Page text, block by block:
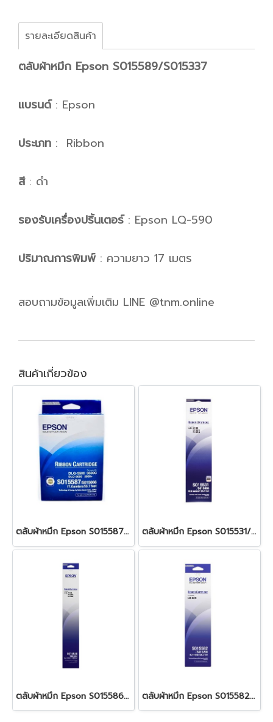
รายละเอียดสินค้า
ตลับผ้าหมึก Epson S015589/S015337
แบรนด์: Epson
ประเภท : Ribbon
สี: ดำ
รองรับเครื่องปริ้นเตอร์: Epson LQ-590
ปริมาณการพิมพ์ : ความยาว 17 เมตร
สอบถามข้อมูลเพิ่มเติม LINE @tnm.online
สินค้าเกี่ยวข้อง
ตลับผ้าหมึก Epson S015587/S015066 ตลับผ้าหมึก Epson S015531/S015086
ตลับผ้าหมึก Epson S015586/S015336 ตลับผ้าหมึก Epson S015582/S015290